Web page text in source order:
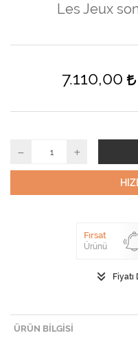
Les Jeux
7.110,00
Fırsat
Ürünü
ÜRÜN BILGISI